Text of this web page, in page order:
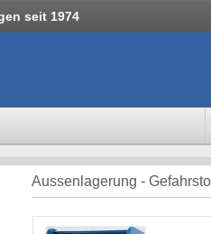
seit 1974
Aussenlagerung -